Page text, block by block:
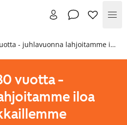
SATO tänään 80 vuotta - juhlavuonna lahjoitamme iloa lapsille ja asukkaillemme
vuotta -
iloa